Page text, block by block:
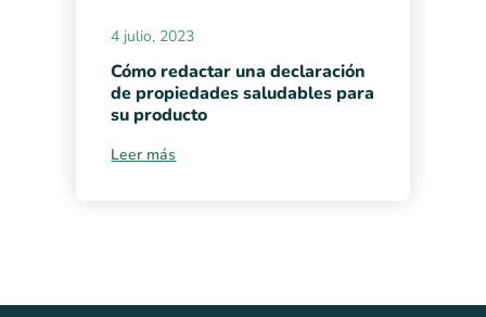
4 julio, 2023
Cómo redactar una declaración
de propiedades saludables para
su producto
Leer más